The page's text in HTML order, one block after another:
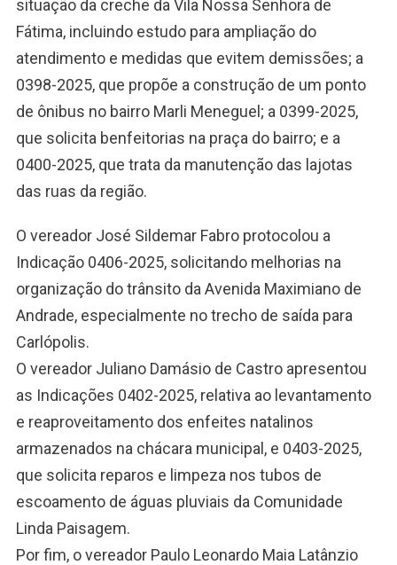
situação da creche da Vila Nossa Senhora de
Fátima, incluindo estudo para ampliação do
atendimento e medidas que evitem demissões; a
0398-2025, que propõe a construção de um ponto
de ônibus no bairro Marli Meneguel; a 0399-2025,
que solicita benfeitorias na praça do bairro; e a
0400-2025, que trata da manutenção das lajotas
das ruas da região.
O vereador José Sildemar Fabro protocolou a
Indicação 0406-2025, solicitando melhorias na
organização do trânsito da Avenida Maximiano de
Andrade, especialmente no trecho de saída para
Carlópolis.
O vereador Juliano Damásio de Castro apresentou
as Indicações 0402-2025, relativa ao levantamento
e reaproveitamento dos enfeites natalinos
armazenados na chácara municipal, e 0403-2025,
que solicita reparos e limpeza nos tubos de
escoamento de águas pluviais da Comunidade
Linda Paisagem.
Por fim, o vereador Paulo Leonardo Maia Latânzio